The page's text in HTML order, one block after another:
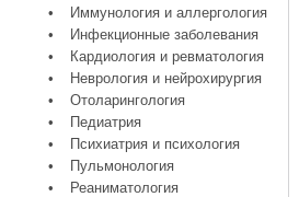
•
Иммунология и аллергология
•
Инфекционные заболевания
•
Кардиология и ревматология
•
Неврология и нейрохирургия
•
Отоларингология
•
Педиатрия
•
Психиатрия и психология
•
Пульмонология
•
Реаниматология